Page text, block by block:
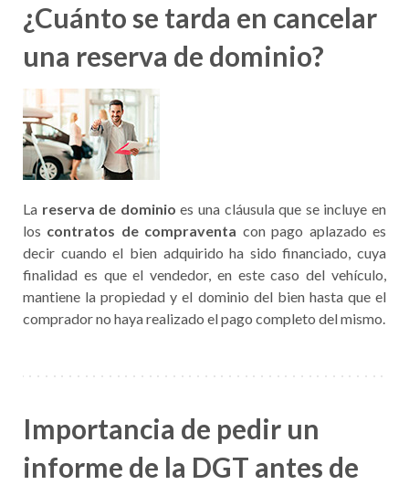
¿Cuánto se tarda en cancelar
una reserva de dominio?
La reserva de dominio es una cláusula que se incluye en
los contratos de compraventa con pago aplazado es
decir cuando el bien adquirido ha sido financiado, cuya
finalidad es que el vendedor, en este caso del vehículo,
mantiene la propiedad y el dominio del bien hasta que el
comprador no haya realizado el pago completo del mismo.
Importancia de pedir un
informe de la DGT antes de